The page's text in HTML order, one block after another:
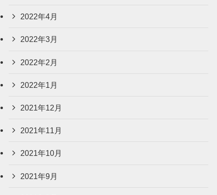
2022年4月
2022年3月
2022年2月
2022年1月
2021年12月
2021年11月
2021年10月
2021年9月